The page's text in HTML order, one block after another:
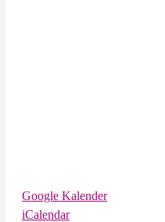
Google Kalender
iCalendar